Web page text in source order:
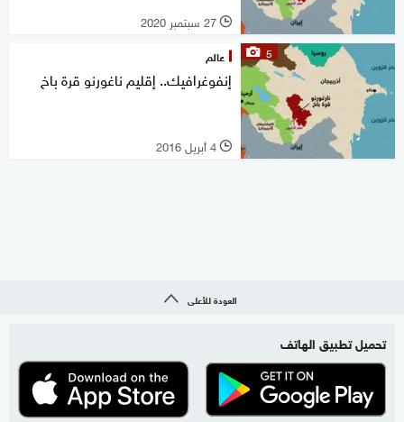
l 27 سبتمبر 2020
5 عالم
إنفوغرافيك.. إقليم ناغورنو قرة باخ
l 4 أبريل 2016
العودة للأعلى
تحميل تطبيق الهاتف